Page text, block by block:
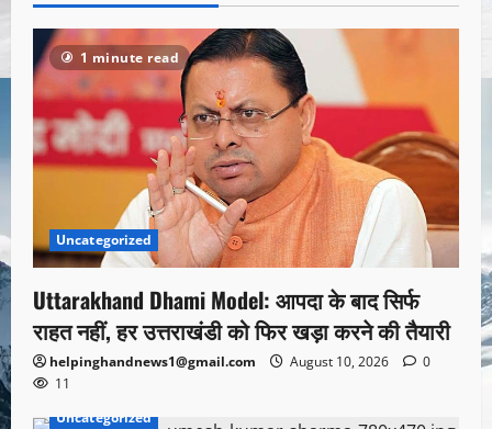
1 minute read
Uncategorized
Uttarakhand Dhami Model: आपदा के बाद सिर्फ
राहत नहीं, हर उत्तराखंडी को फिर खड़ा करने की तैयारी
helpinghandnews1@gmail.com August 10, 2026
0
11
Uncategorized